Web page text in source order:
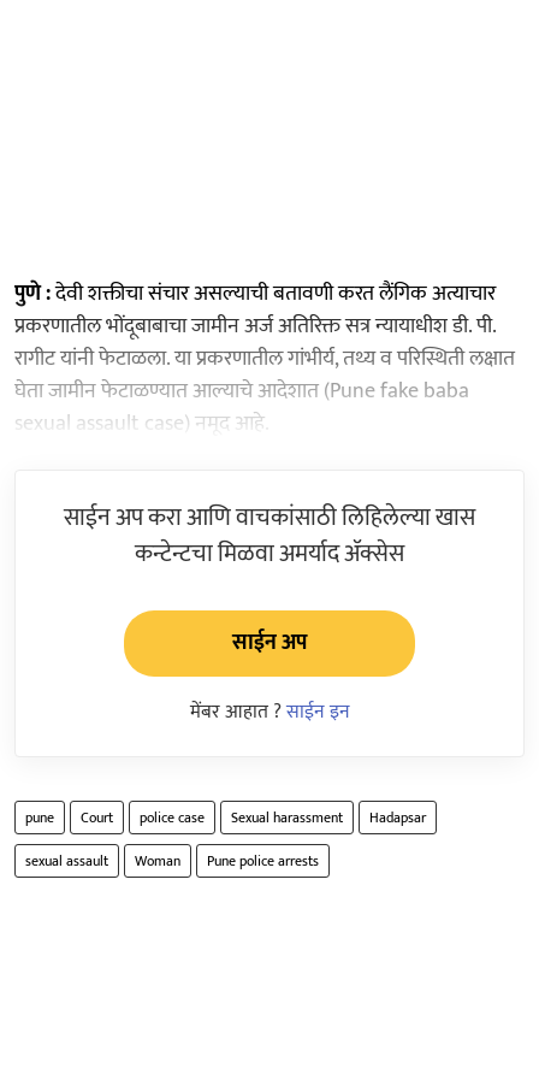
पुणे :देवी शक्तीचा संचार असल्याची बतावणी करत लैंगिक अत्याचार
प्रकरणातील भोंदूबाबाचा जामीन अर्ज अतिरिक्त सत्र न्यायाधीश डी. पी.
रागीट यांनी फेटाळला. या प्रकरणातील गांभीर्य, तथ्य व परिस्थिती लक्षात
घेता जामीन फेटाळण्यात आल्याचे आदेशात (Pune fake baba
sexual assault case) नमूद आहे.
साईन अप करा आणि वाचकांसाठी लिहिलेल्या खास
कन्टेन्टचा मिळवा अमर्याद ॲक्सेस
साईन अप
मेंबर आहात ?साईन इन
pune Court police case Sexual harassment
Hadapsar
sexual assault
Woman Pune police arrests